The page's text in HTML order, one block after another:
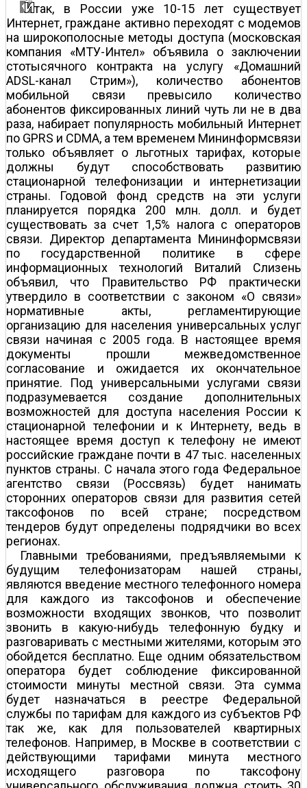
так, в России уже 10-15 лет существует
Интернет, граждане активно переходят с модемов
на широкополосные методы доступа (московская
компания «МТУ-Интел» объявила о заключении
стотысячного контракта на услугу «Домашний
ADSL-канал Стрим»), количество абонентов
мобильной связи превысило количество
абонентов фиксированных линий чуть ли не в два
раза, набирает популярность мобильный Интернет
по GPRS и CDMA, а тем временем Мининформсвязи
только объявляет о льготных тарифах, которые
должны будут способствовать развитию
стационарной телефонизации и интернетизации
страны. Годовой фонд средств на эти услуги
планируется порядка 200 млн. долл. и будет
существовать за счет 1,5% налога с операторов
связи. Директор департамента Мининформсвязи
по государственной политике в сфере
информационных технологий Виталий Слизень
объявил, что Правительство РФ практически
утвердило в соответствии с законом «О связи»
нормативные акты, регламентирующие
организацию для населения универсальных услуг
связи начиная с 2005 года. В настоящее время
документы прошли межведомственное
согласование и ожидается их окончательное
принятие. Под универсальными услугами связи
подразумевается создание дополнительных
возможностей для доступа населения России к
стационарной телефонии и к Интернету, ведь в
настоящее время доступ к телефону не имеют
российские граждане почти в 47 тыс. населенных
пунктов страны. С начала этого года Федеральное
агентство связи (Россвязь) будет нанимать
сторонних операторов связи для развития сетей
таксофонов по всей стране; посредством
тендеров будут определены подрядчики во всех
регионах.
Главными требованиями, предъявляемыми к
будущим телефонизаторам нашей страны,
являются введение местного телефонного номера
для каждого из таксофонов и обеспечение
возможности входящих звонков, что позволит
звонить в какую-нибудь телефонную будку и
разговаривать с местными жителями, которым это
обойдется бесплатно. Еще одним обязательством
оператора будет соблюдение фиксированной
стоимости минуты местной связи. Эта сумма
будет назначаться в реестре Федеральной
службы по тарифам для каждого из субъектов РФ
так же, как для пользователей квартирных
телефонов. Например, в Москве в соответствии с
действующими тарифами минута местного
исходящего разговора по таксофону